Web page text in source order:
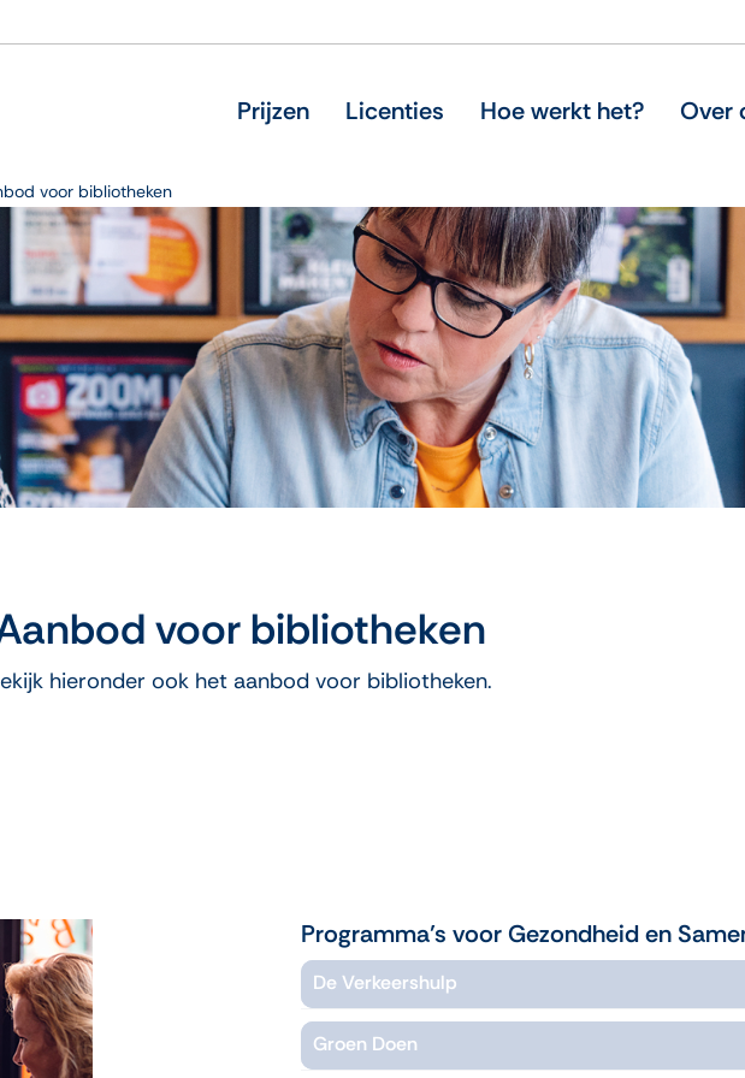
Prijzen Licenties Hoe werkt het? Over
voor bibliotheken
voor bibliotheken
hieronder ook het aanbod voor bibliotheken.
Programma’s voor Gezondheid en
De Verkeershulp
Groen Doen